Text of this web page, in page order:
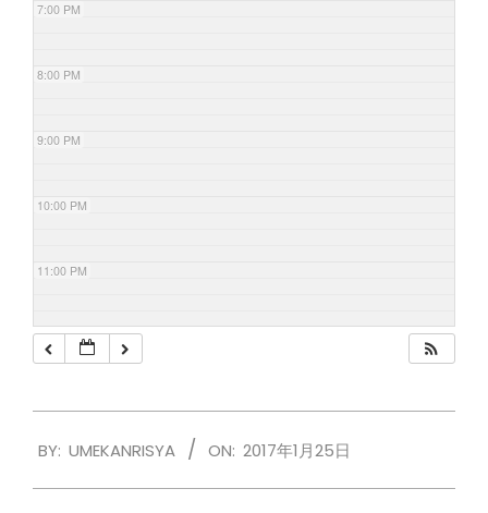
7:00 PM
8:00 PM
9:00 PM
10:00 PM
11:00 PM
01-
BY: UMEKANRISYA ON: 2017年1月25日